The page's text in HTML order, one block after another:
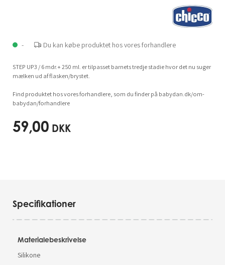
- Du kan købe produktet hos vores forhandlere
STEP UP3 / 6 mdr.+ 250 ml. er tilpasset barnets tredje stadie hvor det nu suger
mælken ud af flasken/brystet.
Find produktet hos vores forhandlere, som du finder på babydan.dk/om-
babydan/forhandlere
59,00 DKK
Specifikationer
Materialebeskrivelse
Silikone